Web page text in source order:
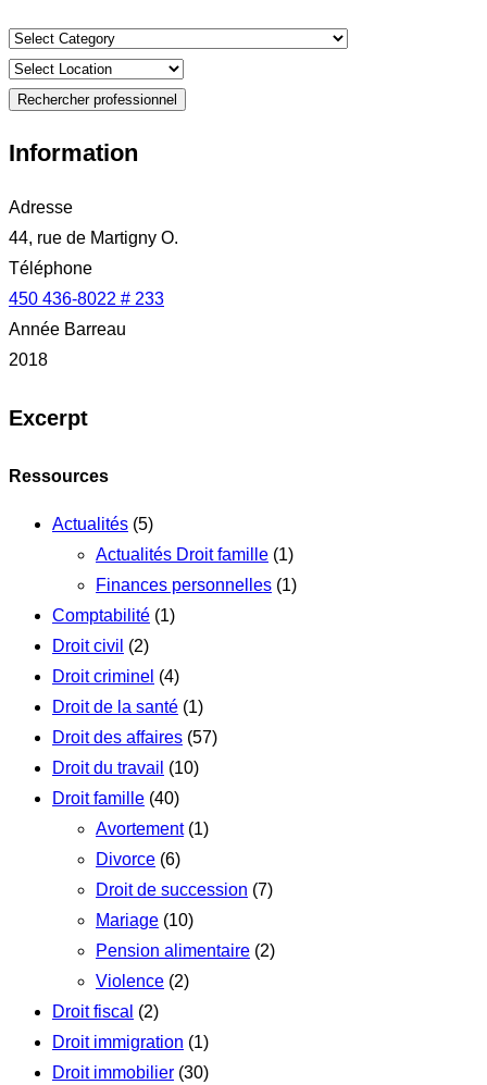
Rechercher professionnel
Information
Adresse
44, rue de Martigny O.
Téléphone
450 436-8022 # 233
Année Barreau
2018
Excerpt
Ressources
Actualités (5)
Actualités Droit famille (1)
Finances personnelles (1)
Comptabilité (1)
Droit civil (2)
Droit criminel (4)
Droit de la santé (1)
Droit des affaires (57)
Droit du travail (10)
Droit famille (40)
Avortement(1)
Divorce (6)
Droit de succession (7)
Mariage (10)
Pension alimentaire (2)
Violence (2)
Droit fiscal (2)
Droit immigration (1)
Droit immobilier (30)